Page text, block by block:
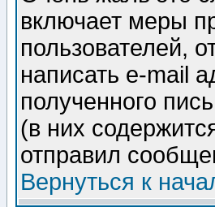
включает меры
пользователей,
написать e-mail
полученного
(в них
отправил
Вернуться к